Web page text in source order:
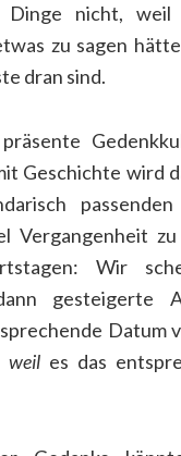
Dinge nicht,
zu sagen
dran sind.
Geschichte wird
Vergangenheit
Wir
gesteigerte
Datum
weiles das